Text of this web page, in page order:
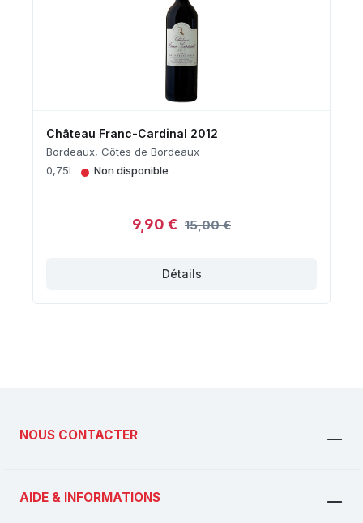
Château Franc-Cardinal 2012
Bordeaux, Côtes de Bordeaux
0,75L
• Non disponible
9,90 € 15,00 €
Détails
NOUS CONTACTER
AIDE & INFORMATIONS